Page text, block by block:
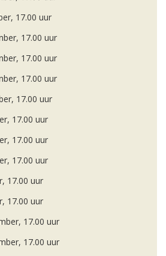
17.00 uur
17.00 uur
17.00 uur
17.00 uur
17.00 uur
17.00 uur
17.00 uur
17.00 uur
17.00 uur
17.00 uur
17.00 uur
17.00 uur